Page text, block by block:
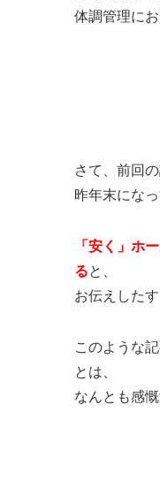
体調管理に
さて、前回の
昨年末になっ
「安く」ホ
ると、
お伝えしたす
このような
とは、
なんとも感慨